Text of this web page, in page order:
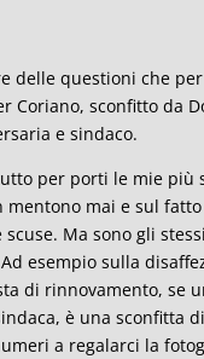
delle questioni che
Coriano, sconfitto da
e sindaco.
per porti le mie
mai e sul
Ma sono gli
esempio sulla
di rinnovamento, se
è una
a regalarci la